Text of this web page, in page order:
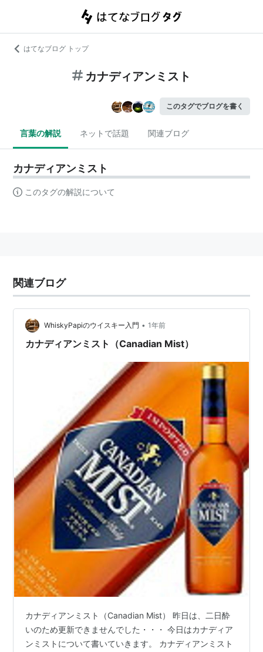
はてなブログ トップ
カナディアンミスト
このタグでブログを書く
言葉の解説 ネットで話題 関連ブログ
カナディアンミスト
このタグの解説について
関連ブログ
WhiskyPapiのウイスキー入門 • 1年前
カナディアンミスト（Canadian Mist）
カナディアンミスト（Canadian Mist） 昨日は、二日酔
いのため更新できませんでした・・・ 今日はカナディア
ンミストについて書いていきます。 カナディアンミスト